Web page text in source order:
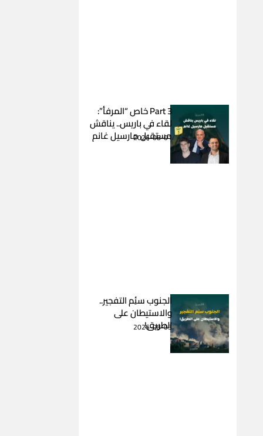
Part 3 خاص “المرفأ”:
لقاء في باريس.. يناقش
مستقبل مارسيل غانم
2026-08-01
الجنوب سئِم التفجير..
والاستيطان على
الطريق!
2026-08-03